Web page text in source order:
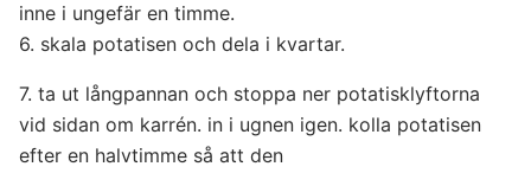
inne i ungefär en timme.
6. skala potatisen och dela i kvartar.
7. ta ut långpannan och stoppa ner potatisklyftorna
vid sidan om karrén. in i ugnen igen. kolla potatisen
efter en halvtimme så att den